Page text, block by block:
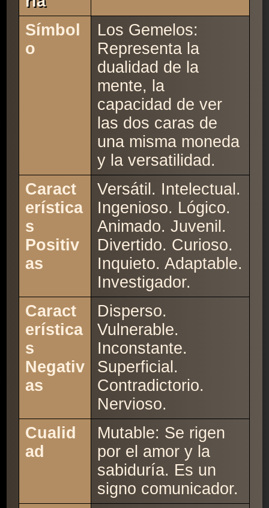
Símbol
o
Los Gemelos:
Representa la
dualidad de la
mente, la
capacidad de ver
las dos caras de
una misma moneda
y la versatilidad.
Caract
erística
s
Positiv
as
Versátil. Intelectual.
Ingenioso. Lógico.
Animado. Juvenil.
Divertido. Curioso.
Inquieto. Adaptable.
Investigador.
Caract
erística
s
Negativ
as
Disperso.
Vulnerable.
Inconstante.
Superficial.
Contradictorio.
Nervioso.
Cualid
ad
Mutable: Se rigen
por el amor y la
sabiduría. Es un
signo comunicador.